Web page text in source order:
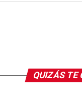
QUIZÁS TE